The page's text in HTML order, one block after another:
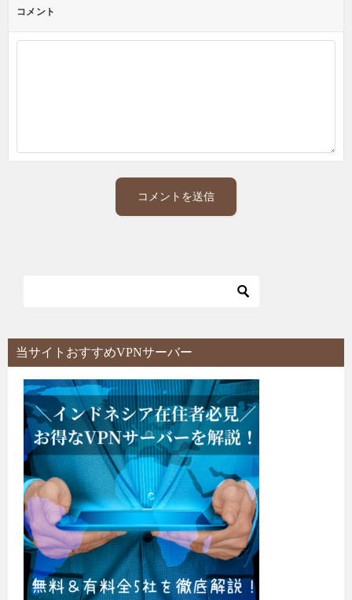
コメント
当サイトおすすめVPNサーバー